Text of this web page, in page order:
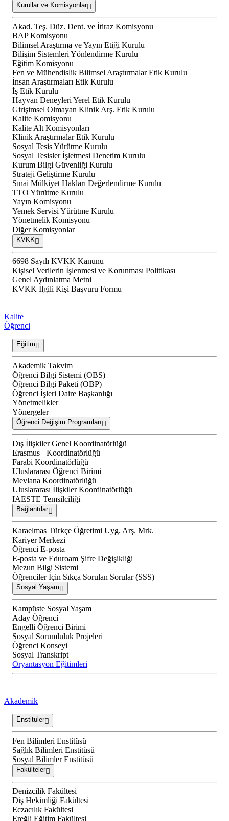
Kurullar ve Komisyonlar
Akad. Teş. Düz. Dent. ve İtiraz Komisyonu
BAP Komisyonu
Bilimsel Araştırma ve Yayın Etiği Kurulu
Bilişim Sistemleri Yönlendirme Kurulu
Eğitim Komisyonu
Fen ve Mühendislik Bilimsel Araştırmalar Etik Kurulu
İnsan Araştırmaları Etik Kurulu
İş Etik Kurulu
Hayvan Deneyleri Yerel Etik Kurulu
Girişimsel Olmayan Klinik Arş. Etik Kurulu
Kalite Komisyonu
Kalite Alt Komisyonları
Klinik Araştırmalar Etik Kurulu
Sosyal Tesis Yürütme Kurulu
Sosyal Tesisler İşletmesi Denetim Kurulu
Kurum Bilgi Güvenliği Kurulu
Strateji Geliştirme Kurulu
Sınai Mülkiyet Hakları Değerlendirme Kurulu
TTO Yürütme Kurulu
Yayın Komisyonu
Yemek Servisi Yürütme Kurulu
Yönetmelik Komisyonu
Diğer Komisyonlar
KVKK
6698 Sayılı KVKK Kanunu
Kişisel Verilerin İşlenmesi ve Korunması Politikası
Genel Aydınlatma Metni
KVKK İlgili Kişi Başvuru Formu
Kalite
Öğrenci
Eğitim
Akademik Takvim
Öğrenci Bilgi Sistemi (OBS)
Öğrenci Bilgi Paketi (OBP)
Öğrenci İşleri Daire Başkanlığı
Yönetmelikler
Yönergeler
Öğrenci Değişim Programları
Dış İlişkiler Genel Koordinatörlüğü
Erasmus+ Koordinatörlüğü
Farabi Koordinatörlüğü
Uluslararası Öğrenci Birimi
Mevlana Koordinatörlüğü
Uluslararası İlişkiler Koordinatörlüğü
IAESTE Temsilciliği
Bağlantılar
Karaelmas Türkçe Öğretimi Uyg. Arş. Mrk.
Kariyer Merkezi
Öğrenci E-posta
E-posta ve Eduroam Şifre Değişikliği
Mezun Bilgi Sistemi
Öğrenciler İçin Sıkça Sorulan Sorular (SSS)
Sosyal Yaşam
Kampüste Sosyal Yaşam
Aday Öğrenci
Engelli Öğrenci Birimi
Sosyal Sorumluluk Projeleri
Öğrenci Konseyi
Sosyal Transkript
Oryantasyon Eğitimleri
Akademik
Enstitüler
Fen Bilimleri Enstitüsü
Sağlık Bilimleri Enstitüsü
Sosyal Bilimler Enstitüsü
Fakülteler
Denizcilik Fakültesi
Diş Hekimliği Fakültesi
Eczacılık Fakültesi
Ereğli Eğitim Fakültesi